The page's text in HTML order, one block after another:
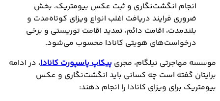
انجام انگشت‌نگاری و ثبت عکس بیومتریک، بخش
ضروری فرایند دریافت اغلب انواع ویزای کوتاه‌مدت و
بلندمدت، اقامت دائم، تمدید اقامت توریستی و برخی
درخواست‌های هویتی کانادا محسوب می‌شود.
موسسه مهاجرتی نیلگام، مجری پیکاپ پاسپورت کانادا، در ادامه
برایتان گفته است چه کسانی باید انگشت‌‌نگاری و عکس
بیومتریک برای ویزای کانادا را انجام دهند: